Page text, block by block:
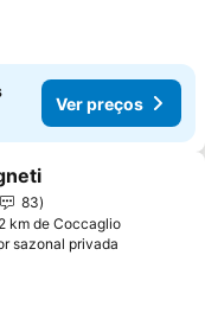
Ver preços
aos favoritos
83
km de Coccaglio
sazonal privada